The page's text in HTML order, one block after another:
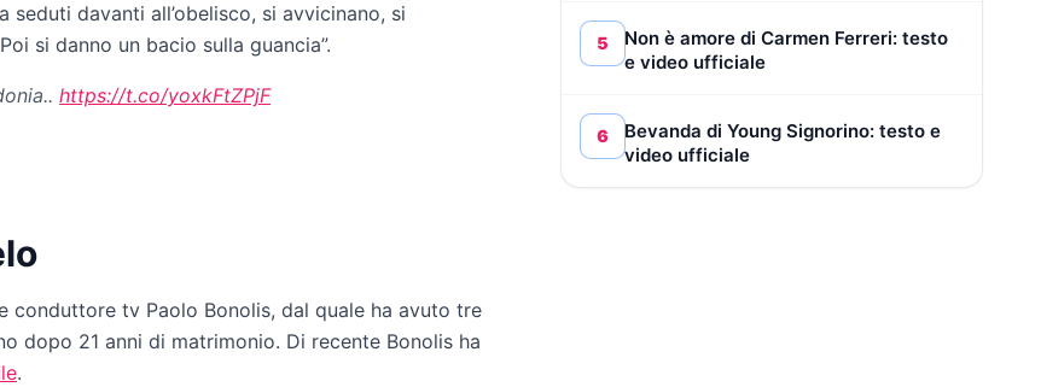
davanti all’obelisco, si avvicinano, si
si danno un bacio sulla guancia”.
https://t.co/yoxkFtZPjF
conduttore tv Paolo Bonolis, dal quale ha avuto tre
dopo 21 anni di matrimonio. Di recente Bonolis ha
.
5
Non è amore di Carmen Ferreri: testo
e video ufficiale
6
Bevanda di Young Signorino: testo e
video ufficiale